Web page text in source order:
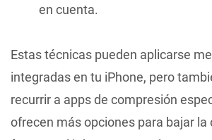
en cuenta.
Estas técnicas pueden aplicarse
integradas en tu iPhone, pero
recurrir a apps de compresión
ofrecen más opciones para bajar la